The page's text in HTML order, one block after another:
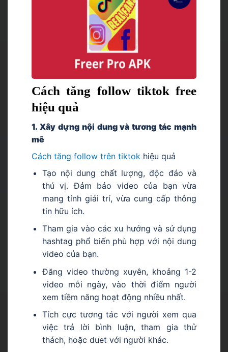
Cách tăng follow tiktok free
hiệu quả
1. Xây dựng nội dung và tương tác mạnh
mẽ
Cách tăng follow trên tiktok hiệu quả
Tạo nội dung chất lượng, độc đáo và
thú vị. Đảm bảo video của bạn vừa
mang tính giải trí, vừa cung cấp thông
tin hữu ích.
Tham gia vào các xu hướng và sử dụng
hashtag phổ biến phù hợp với nội dung
video của bạn.
Đăng video thường xuyên, khoảng 1-2
video mỗi ngày, vào thời điểm người
xem tiềm năng hoạt động nhiều nhất.
Tích cực tương tác với người xem qua
việc trả lời bình luận, tham gia thử
thách, hoặc duet với người khác.